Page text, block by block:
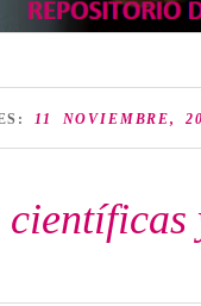
11 NOVIEMBRE,
científicas